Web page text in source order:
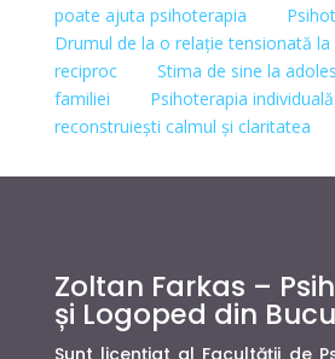
poate ajuta psihoterapia
Drumul de la o relație tensionată
reciproc
Stima de sine la
familiei
Psihoterapia
reconstruiești calmul și claritatea
Zoltan Farkas –
și Logoped din
Sunt licenţiat al Facultăţii de